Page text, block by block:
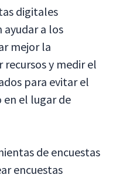
digitales
ayudar a los
mejor la
y medir el
para evitar el
el lugar de
de encuestas
encuestas